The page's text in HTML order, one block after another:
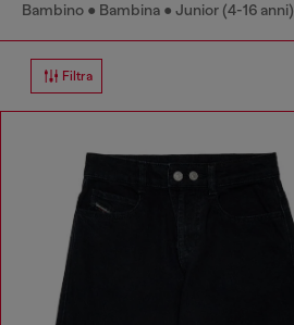
Bambino Bambina Junior (4-16 anni)
Filtra